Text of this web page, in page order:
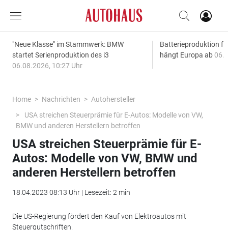
"Neue Klasse" im Stammwerk: BMW
startet Serienproduktion des i3
06.08.2026, 10:27 Uhr
Batterieproduktion
hängt Europa ab
Home Nachrichten
Autohersteller
USA streichen Steuerprämie für E-Autos: Modelle von VW,
BMW und anderen Herstellern betroffen
USA streichen Steuerprämie für E-
Autos: Modelle von VW, BMW und
anderen Herstellern betroffen
18.04.2023 08:13 Uhr | Lesezeit: 2 min
Die US-Regierung fördert den Kauf von Elektroautos mit
Steuergutschriften.